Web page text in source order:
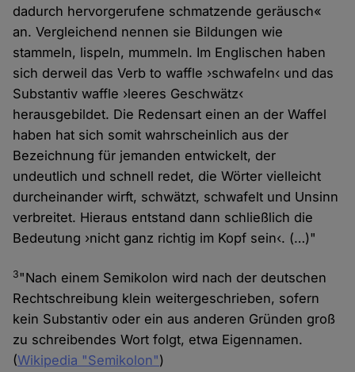
dadurch hervorgerufene schmatzende geräusch«
an. Vergleichend nennen sie Bildungen wie
stammeln, lispeln, mummeln. Im Englischen haben
sich derweil das Verb to waffle ›schwafeln‹ und das
Substantiv waffle ›leeres Geschwätz‹
herausgebildet. Die Redensart einen an der Waffel
haben hat sich somit wahrscheinlich aus der
Bezeichnung für jemanden entwickelt, der
undeutlich und schnell redet, die Wörter vielleicht
durcheinander wirft, schwätzt, schwafelt und Unsinn
verbreitet. Hieraus entstand dann schließlich die
Bedeutung ›nicht ganz richtig im Kopf sein‹. (…)"
3"Nach einem Semikolon wird nach der deutschen
Rechtschreibung klein weitergeschrieben, sofern
kein Substantiv oder ein aus anderen Gründen groß
zu schreibendes Wort folgt, etwa Eigennamen.
(Wikipedia "Semikolon")